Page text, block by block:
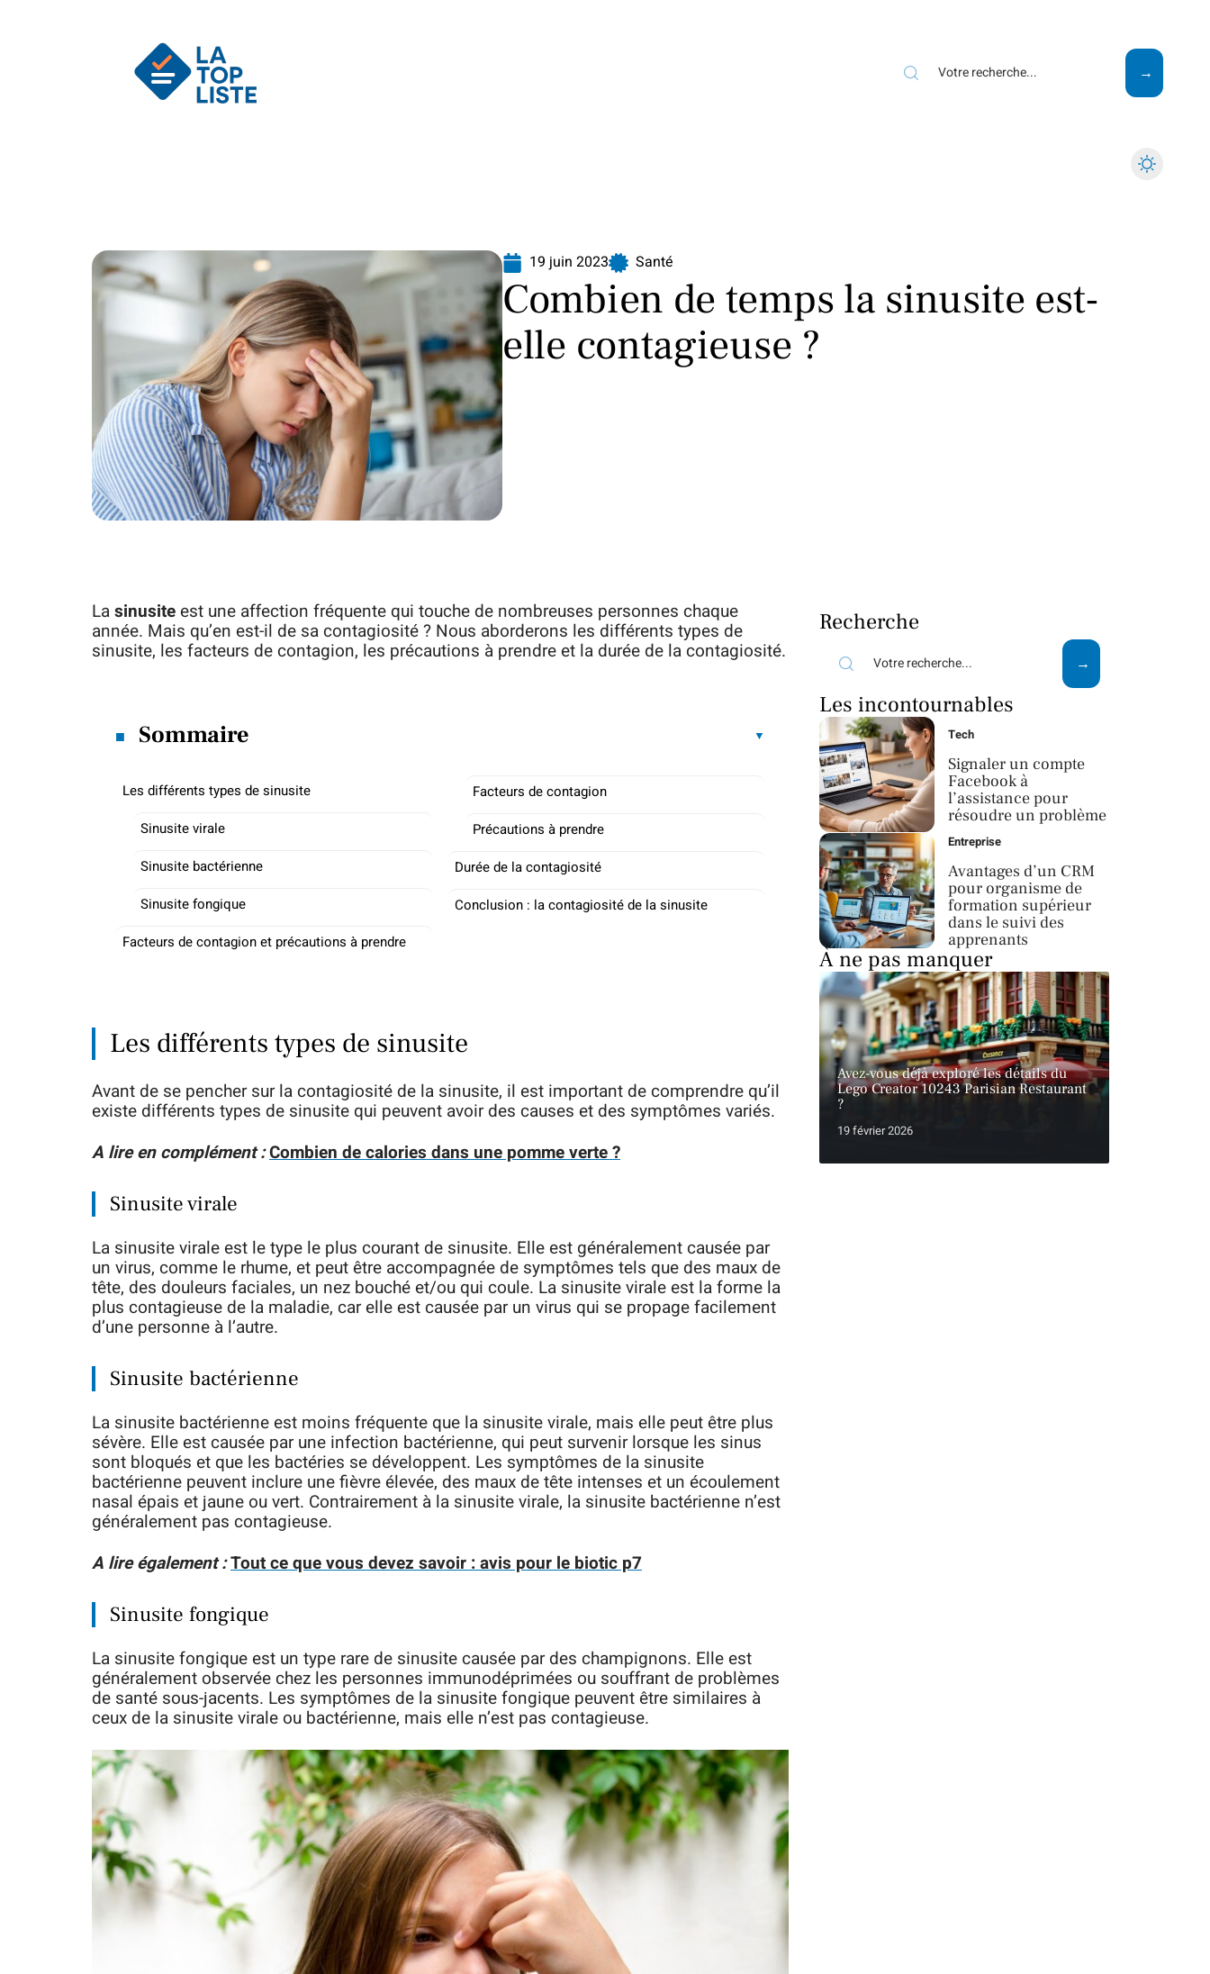
19 juin 2023 Santé
Combien de temps la sinusite est-
elle contagieuse ?
Lasinusiteest une affection fréquente qui touche de nombreuses personnes chaque
année. Mais qu’en est-il de sa contagiosité ? Nous aborderons les différents types de
sinusite, les facteurs de contagion, les précautions à prendre et la durée de la contagiosité.
Sommaire
Les différents types de sinusite
Sinusite virale
Sinusite bactérienne
Sinusite fongique
Facteurs de contagion et précautions à prendre
Facteurs de contagion
Précautions à prendre
Durée de la contagiosité
Conclusion : la contagiosité de la sinusite
Les différents types de sinusite
Avant de se pencher sur la contagiosité de la sinusite, il est important de comprendre qu’il
existe différents types de sinusite qui peuvent avoir des causes et des symptômes variés.
A lire en complément :Combien de calories dans une pomme verte ?
Sinusite virale
La sinusite virale est le type le plus courant de sinusite. Elle est généralement causée par
un virus, comme le rhume, et peut être accompagnée de symptômes tels que des maux de
tête, des douleurs faciales, un nez bouché et/ou qui coule. La sinusite virale est la forme la
plus contagieuse de la maladie, car elle est causée par un virus qui se propage facilement
d’une personne à l’autre.
Sinusite bactérienne
La sinusite bactérienne est moins fréquente que la sinusite virale, mais elle peut être plus
sévère. Elle est causée par une infection bactérienne, qui peut survenir lorsque les sinus
sont bloqués et que les bactéries se développent. Les symptômes de la sinusite
bactérienne peuvent inclure une fièvre élevée, des maux de tête intenses et un écoulement
nasal épais et jaune ou vert. Contrairement à la sinusite virale, la sinusite bactérienne n’est
généralement pas contagieuse.
A lire également :Tout ce que vous devez savoir : avis pour le biotic p7
Sinusite fongique
La sinusite fongique est un type rare de sinusite causée par des champignons. Elle est
généralement observée chez les personnes immunodéprimées ou souffrant de problèmes
de santé sous-jacents. Les symptômes de la sinusite fongique peuvent être similaires à
ceux de la sinusite virale ou bactérienne, mais elle n’est pas contagieuse.
Recherche
Les incontournables
Tech
Signaler un compte
Facebook à
l’assistance pour
résoudre un problème
Entreprise
Avantages d’un CRM
pour organisme de
formation supérieur
dans le suivi des
apprenants
À ne pas manquer
Avez-vous déjà exploré les détails du
Lego Creator 10243 Parisian Restaurant
?
19 février 2026